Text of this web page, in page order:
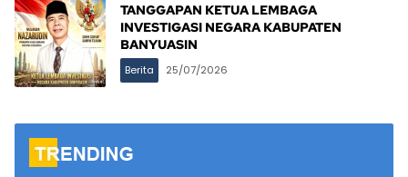
TANGGAPAN KETUA LEMBAGA
INVESTIGASI NEGARA KABUPATEN
BANYUASIN
Berita 25/07/2026